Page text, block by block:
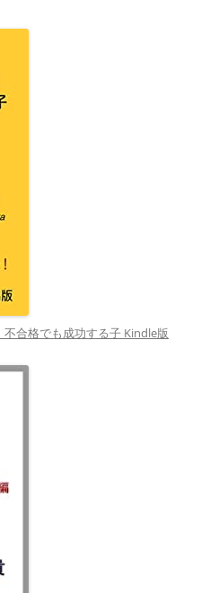
合格でも成功する子 Kindle版